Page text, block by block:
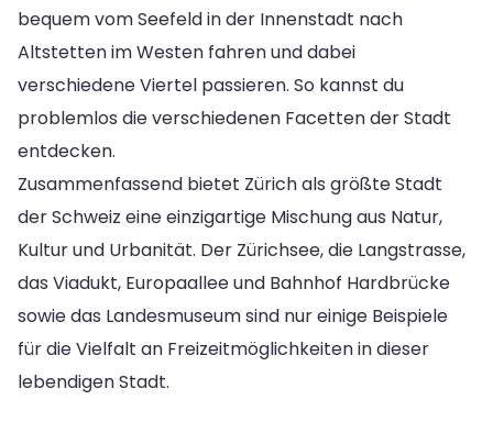
bequem vom Seefeld in der Innenstadt nach
Altstetten im Westen fahren und dabei
verschiedene Viertel passieren. So kannst du
problemlos die verschiedenen Facetten der Stadt
entdecken.
Zusammenfassend bietet Zürich als größte Stadt
der Schweiz eine einzigartige Mischung aus Natur,
Kultur und Urbanität. Der Zürichsee, die Langstrasse,
das Viadukt, Europaallee und Bahnhof Hardbrücke
sowie das Landesmuseum sind nur einige Beispiele
für die Vielfalt an Freizeitmöglichkeiten in dieser
lebendigen Stadt.